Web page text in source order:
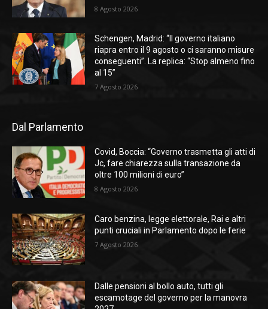
8 Agosto 2026
Schengen, Madrid: “Il governo italiano
riapra entro il 9 agosto o ci saranno misure
conseguenti”. La replica: “Stop almeno fino
al 15”
7 Agosto 2026
Dal Parlamento
Covid, Boccia: “Governo trasmetta gli atti di
Jc, fare chiarezza sulla transazione da
oltre 100 milioni di euro”
8 Agosto 2026
Caro benzina, legge elettorale, Rai e altri
punti cruciali in Parlamento dopo le ferie
7 Agosto 2026
Dalle pensioni al bollo auto, tutti gli
escamotage del governo per la manovra